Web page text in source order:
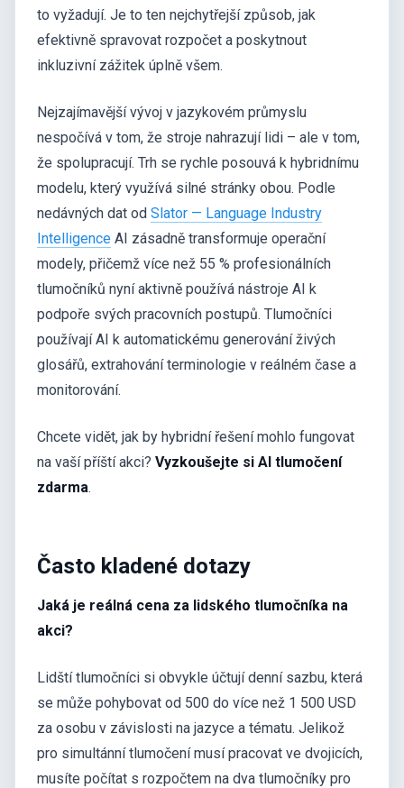
to vyžadují. Je to ten nejchytřejší způsob, jak
efektivně spravovat rozpočet a poskytnout
inkluzivní zážitek úplně všem.
Nejzajímavější vývoj v jazykovém průmyslu
nespočívá v tom, že stroje nahrazují lidi – ale v tom,
že spolupracují. Trh se rychle posouvá k hybridnímu
modelu, který využívá silné stránky obou. Podle
nedávných dat od Slator — Language Industry
Intelligence AI zásadně transformuje operační
modely, přičemž více než 55 % profesionálních
tlumočníků nyní aktivně používá nástroje AI k
podpoře svých pracovních postupů. Tlumočníci
používají AI k automatickému generování živých
glosářů, extrahování terminologie v reálném čase a
monitorování.
Chcete vidět, jak by hybridní řešení mohlo fungovat
na vaší příští akci? Vyzkoušejte si AI tlumočení
zdarma.
Často kladené dotazy
Jaká je reálná cena za lidského tlumočníka na
akci?
Lidští tlumočníci si obvykle účtují denní sazbu, která
se může pohybovat od 500 do více než 1 500 USD
za osobu v závislosti na jazyce a tématu. Jelikož
pro simultánní tlumočení musí pracovat ve dvojicích,
musíte počítat s rozpočtem na dva tlumočníky pro